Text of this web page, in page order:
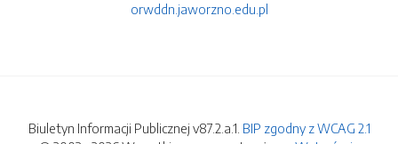
orwddn.jaworzno.edu.pl
Biuletyn Informacji Publicznej v87.2.a.1. BIP zgodny z WCAG 2.1